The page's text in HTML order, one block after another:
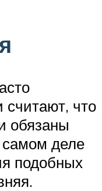
считают, что
обязаны
самом деле
подобных